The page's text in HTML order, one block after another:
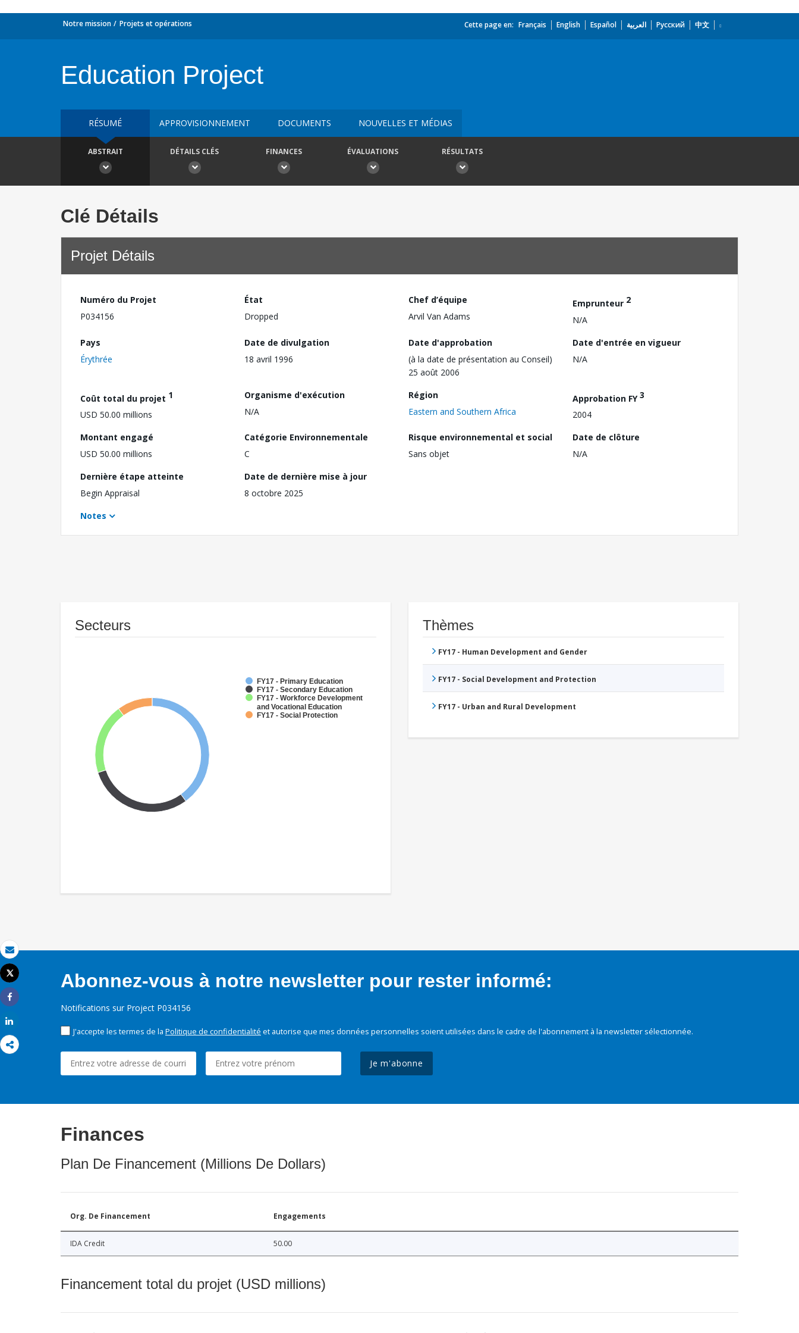
Email
Imprimer
Tweet
Share
Notre mission Projets et opérations Cette page en: Français English Español العربية Русский 中文
Education Project
RÉSUMÉ APPROVISIONNEMENT DOCUMENTS NOUVELLES ET MÉDIAS
ABSTRAIT DÉTAILS CLÉS FINANCES ÉVALUATIONS RÉSULTATS
Clé Détails
Projet Détails
Numéro du Projet
P034156
État
Dropped
Chef d’équipe
Arvil Van Adams
Emprunteur 2
N/A
Pays
Érythrée
Date de divulgation
18 avril 1996
Date d'approbation
(à la date de présentation au Conseil)
25 août 2006
Date d'entrée en vigueur
N/A
Coût total du projet 1
USD 50.00 millions
Organisme d'exécution
N/A
Région
Eastern and Southern Africa
Approbation FY3
2004
Montant engagé
USD 50.00 millions
Catégorie Environnementale
C
Risque environnemental et social
Sans objet
Date de clôture
N/A
Dernière étape atteinte
Begin Appraisal
Date de dernière mise à jour
8 octobre 2025
Notes
Secteurs
FY17 - Primary Education
FY17 - Secondary Education
FY17 - Workforce Development
and Vocational Education
FY17 - Social Protection
Thèmes
FY17 - Human Development and Gender
FY17 - Social Development and Protection
FY17 - Urban and Rural Development
Abonnez-vous à notre newsletter pour rester informé:
Notifications sur Project P034156
J'accepte les termes de la Politique de confidentialité et autorise que mes données personnelles soient utilisées dans le cadre de l'abonnement à la newsletter sélectionnée.
Je m'abonne
Finances
Plan De Financement (Millions De Dollars)
Org. De Financement Engagements
IDA Credit 50.00
Financement total du projet (USD millions)